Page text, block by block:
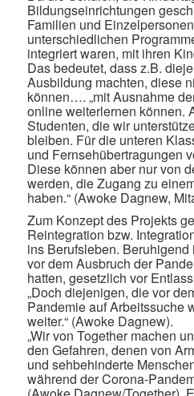
Bildungseinrichtungen
Familien und
unterschiedlichen
integriert waren, mit ihren
Das bedeutet, dass z.B.
Ausbildung machten, diese
können…. „mit Ausnahme
online weiterlernen können.
Studenten, die wir
bleiben. Für die unteren
und Fernsehübertragungen
Diese können aber nur von
werden, die Zugang zu
haben.“ (Awoke Dagnew,
Zum Konzept des Projekts
Reintegration bzw.
ins Berufsleben.
vor dem Ausbruch der
hatten, gesetzlich vor
„Doch diejenigen, die vor
Pandemie auf Arbeitssuche
weiter.“ (Awoke Dagnew).
„Wir von Together machen
den Gefahren, denen von
und sehbehinderte
während der Corona-